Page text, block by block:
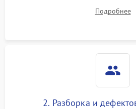
выявления посторонних шумов,
электронного модуля
Подробнее
2. Разборка и